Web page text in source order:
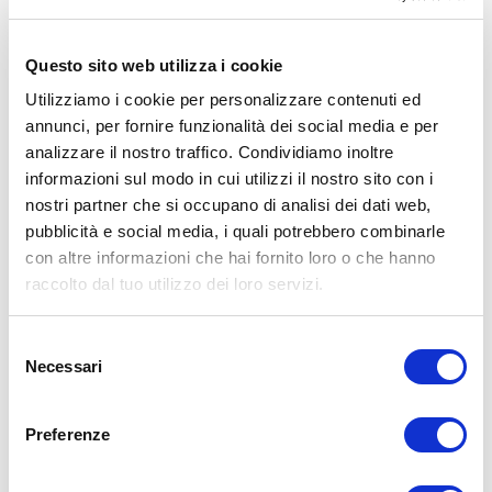
Questo sito web utilizza i cookie
Utilizziamo i cookie per personalizzare contenuti ed
annunci, per fornire funzionalità dei social media e per
analizzare il nostro traffico. Condividiamo inoltre
informazioni sul modo in cui utilizzi il nostro sito con i
nostri partner che si occupano di analisi dei dati web,
pubblicità e social media, i quali potrebbero combinarle
con altre informazioni che hai fornito loro o che hanno
raccolto dal tuo utilizzo dei loro servizi.
delNecessari
Preferenze
personal trainer Umberto Miletto
Avvertenze: le informazioni contenute in questi video non intendono
sostituirsi in nessun modo a parere medico o di altri specialisti.
L’autore declina ogni responsabilità di effetti o di conseguenze
risultanti dall’uso di tali informazioni e dalla loro messa in pratica.
L’allenamento con sovraccarichi, a corpo libero, con i kettlebell, con
di prestare la massima attenzione e di eseguire esercizi e
metodologie adatte al proprio livello di forma. Consultare il proprio
medico di fiducia prima di intraprendere qualsiasi forma di attività
Condividi:
Facebook
Allenamento